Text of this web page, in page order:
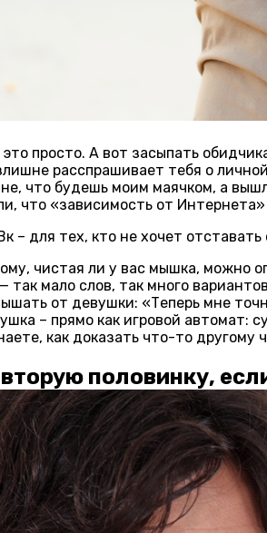
просто. А вот засыпать
расспрашивает тебя о
что будешь моим маячком, а
что «зависимость от
– для тех, кто не хочет
чистая ли у вас мышка, можно
так мало слов, так много
от девушки: «Теперь мне
– прямо как игровой автомат:
как доказать что-то
половинку,